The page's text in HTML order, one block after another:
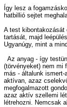
Így lesz a
hatbillió sejtet
A test kibontakozását
tartását, majd
Ugyanúgy, mint a
Az anyag - így
(törvényeket) nem mi
más - általunk
aktívan, azaz
megfogalmazott
azaz aktív szellemi
létrehozni. Nemcsak